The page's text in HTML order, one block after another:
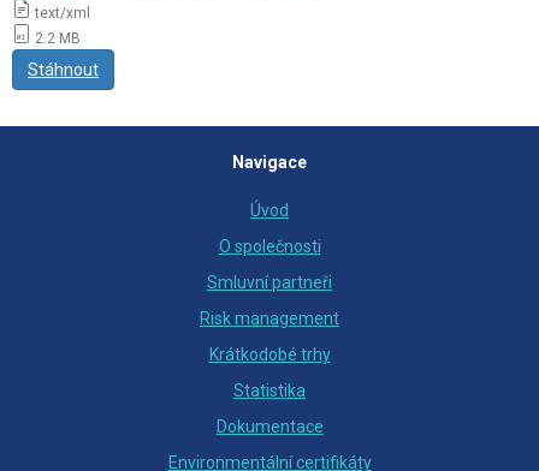
text/xml
2.2 MB
Stáhnout
Navigace
Úvod
O společnosti
Smluvní partneři
Risk management
Krátkodobé trhy
Statistika
Dokumentace
Environmentální certifikáty